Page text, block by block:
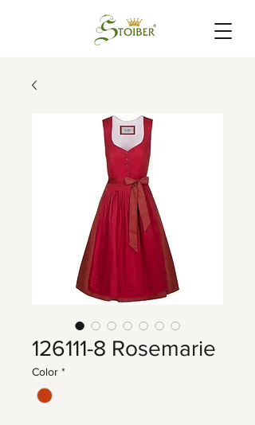
126111-8 Rosemarie
Color *